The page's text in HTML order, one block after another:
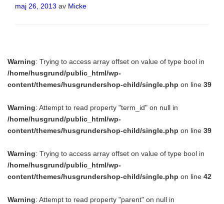
Publicerat
maj 26, 2013 av Micke
Warning: Trying to access array offset on value of type bool in
/home/husgrund/public_html/wp-
content/themes/husgrundershop-child/single.php on line 39
Warning: Attempt to read property "term_id" on null in
/home/husgrund/public_html/wp-
content/themes/husgrundershop-child/single.php on line 39
Warning: Trying to access array offset on value of type bool in
/home/husgrund/public_html/wp-
content/themes/husgrundershop-child/single.php on line 42
Warning: Attempt to read property "parent" on null in